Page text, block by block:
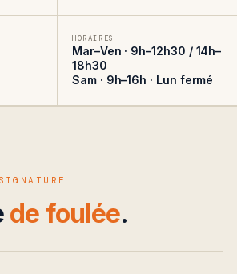
HORAIRES
Mar–Ven · 9h–12h30 / 14h–
18h30
Sam · 9h–16h · Lun fermé
de foulée.